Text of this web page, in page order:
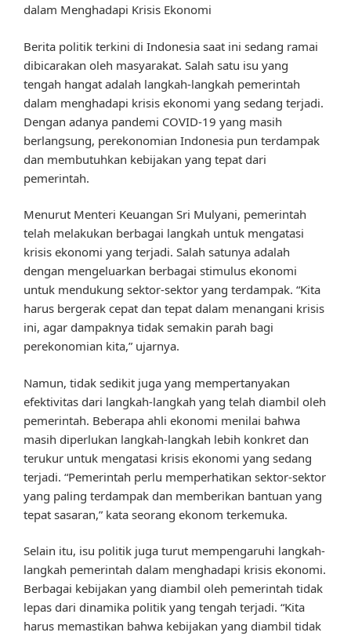
dalam Menghadapi Krisis Ekonomi
Berita politik terkini di Indonesia saat ini sedang ramai
dibicarakan oleh masyarakat. Salah satu isu yang
tengah hangat adalah langkah-langkah pemerintah
dalam menghadapi krisis ekonomi yang sedang terjadi.
Dengan adanya pandemi COVID-19 yang masih
berlangsung, perekonomian Indonesia pun terdampak
dan membutuhkan kebijakan yang tepat dari
pemerintah.
Menurut Menteri Keuangan Sri Mulyani, pemerintah
telah melakukan berbagai langkah untuk mengatasi
krisis ekonomi yang terjadi. Salah satunya adalah
dengan mengeluarkan berbagai stimulus ekonomi
untuk mendukung sektor-sektor yang terdampak. “Kita
harus bergerak cepat dan tepat dalam menangani krisis
ini, agar dampaknya tidak semakin parah bagi
perekonomian kita,” ujarnya.
Namun, tidak sedikit juga yang mempertanyakan
efektivitas dari langkah-langkah yang telah diambil oleh
pemerintah. Beberapa ahli ekonomi menilai bahwa
masih diperlukan langkah-langkah lebih konkret dan
terukur untuk mengatasi krisis ekonomi yang sedang
terjadi. “Pemerintah perlu memperhatikan sektor-sektor
yang paling terdampak dan memberikan bantuan yang
tepat sasaran,” kata seorang ekonom terkemuka.
Selain itu, isu politik juga turut mempengaruhi langkah-
langkah pemerintah dalam menghadapi krisis ekonomi.
Berbagai kebijakan yang diambil oleh pemerintah tidak
lepas dari dinamika politik yang tengah terjadi. “Kita
harus memastikan bahwa kebijakan yang diambil tidak